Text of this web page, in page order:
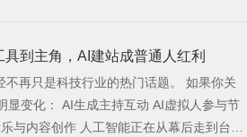
发现： 原来很多事情，不一定非要进后台慢慢
到主角，AI建站成普通人红利
是科技行业的热门话题。 如果你关
AI虚拟人参与节